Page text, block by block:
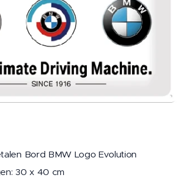
Bord BMW Logo Evolution
30 x 40 cm